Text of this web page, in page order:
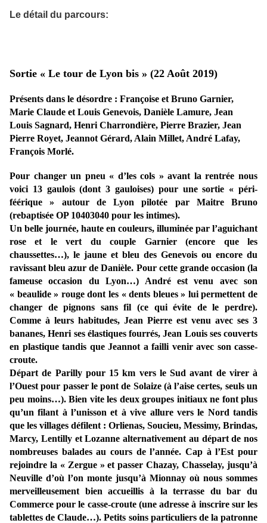
Le détail du parcours:
Sortie « Le tour de Lyon bis » (22 Août 2019)
Présents dans le désordre : Françoise et Bruno Garnier,
Marie Claude et Louis Genevois, Danièle Lamure, Jean
Louis Sagnard, Henri Charrondière, Pierre Brazier, Jean
Pierre Royet, Jeannot Gérard, Alain Millet, André Lafay,
François Morlé.
Pour changer un pneu « d’les cols » avant la rentrée nous
voici 13 gaulois (dont 3 gauloises) pour une sortie « péri-
féérique » autour de Lyon pilotée par Maitre Bruno
(rebaptisée OP 10403040 pour les intimes).
Un belle journée, haute en couleurs, illuminée par l’aguichant
rose et le vert du couple Garnier (encore que les
chaussettes…), le jaune et bleu des Genevois ou encore du
ravissant bleu azur de Danièle. Pour cette grande occasion (la
fameuse occasion du Lyon…) André est venu avec son
« beaulide » rouge dont les « dents bleues » lui permettent de
changer de pignons sans fil (ce qui évite de le perdre).
Comme à leurs habitudes, Jean Pierre est venu avec ses 3
bananes, Henri ses élastiques fourrés, Jean Louis ses couverts
en plastique tandis que Jeannot a failli venir avec son casse-
croute.
Départ de Parilly pour 15 km vers le Sud avant de virer à
l’Ouest pour passer le pont de Solaize (à l’aise certes, seuls un
peu moins…). Bien vite les deux groupes initiaux ne font plus
qu’un filant à l’unisson et à vive allure vers le Nord tandis
que les villages défilent : Orlienas, Soucieu, Messimy, Brindas,
Marcy, Lentilly et Lozanne alternativement au départ de nos
nombreuses balades au cours de l’année. Cap à l’Est pour
rejoindre la « Zergue » et passer Chazay, Chasselay, jusqu’à
Neuville d’où l’on monte jusqu’à Mionnay où nous sommes
merveilleusement bien accueillis à la terrasse du bar du
Commerce pour le casse-croute (une adresse à inscrire sur les
tablettes de Claude…). Petits soins particuliers de la patronne